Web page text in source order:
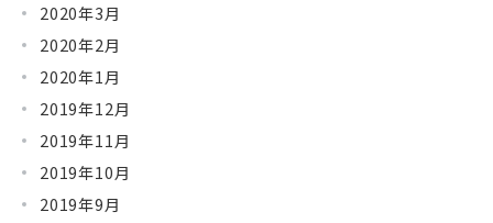
2020年3月
2020年2月
2020年1月
2019年12月
2019年11月
2019年10月
2019年9月